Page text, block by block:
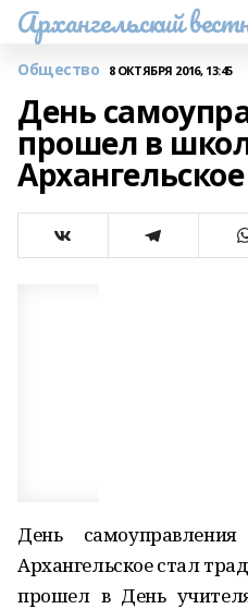
Архангельский
Общество 8 ОКТЯБРЯ 2016, 13:45
День
прошел в
Архангельское
День
Архангельское стал
прошел в День